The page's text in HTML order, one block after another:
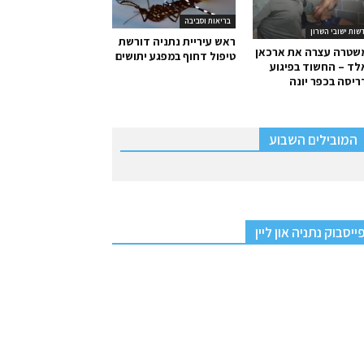
בריאות וסביבה
ראש עיריית נתניה דורשת
טיפול דחוף במפגע יתושים
ישובי השרון
עצרה את ארכאן
– החשוד בפיגוע
בכפר יונה
המובילים השבוע
פייסבוק נתניה און ליין